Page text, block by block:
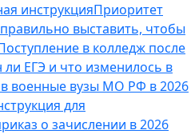
инструкцияПриоритет
выставить, чтобы
в колледж после
ли ЕГЭ и что изменилось в
военные вузы МО РФ в 2026
для
о зачислении в 2026